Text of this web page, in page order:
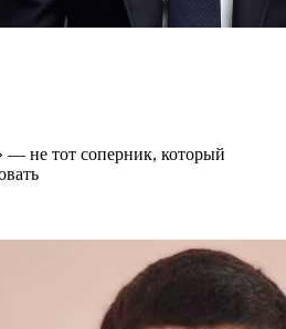
— не тот соперник, который